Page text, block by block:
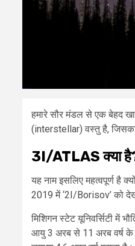
हमारे सौर मंडल से एक बेहद
(interstellar) वस्तु है, जिसका
3I/ATLAS क्या
यह नाम इसलिए महत्वपूर्ण है
2019 में ‘2I/Borisov’ को
मिशिगन स्टेट यूनिवर्सिटी में
आयु 3 अरब से 11 अरब वर्ष के